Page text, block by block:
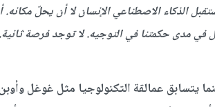
الذكاء الاصطناعي الإنسان لا أن يحلّ مكانه.
في مدى حكمتنا في التوجيه. لا توجد فرصة